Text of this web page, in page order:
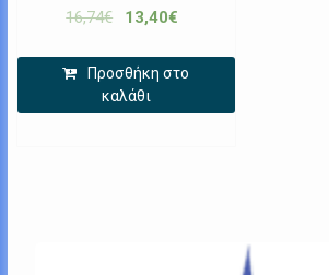
16,74€ 13,40€
Προσθήκη στο
καλάθι